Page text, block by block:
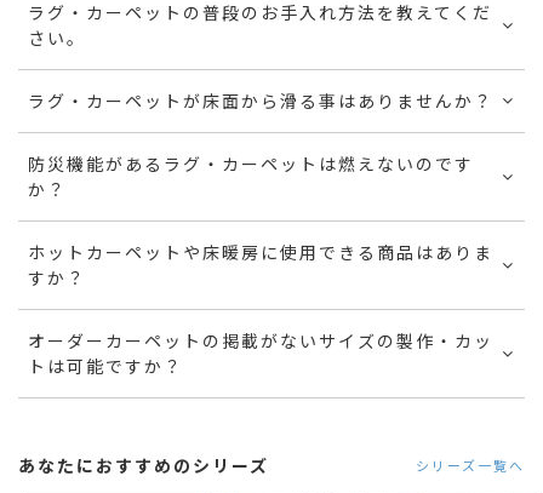
ラグ・カーペットの普段のお手入れ方法を教えてくだ
さい。
ラグ・カーペットが床面から滑る事はありませんか？
防災機能があるラグ・カーペットは燃えないのです
か？
ホットカーペットや床暖房に使用できる商品はありま
すか？
オーダーカーペットの掲載がないサイズの製作・カッ
トは可能ですか？
あなたにおすすめのシリーズ シリーズ一覧へ